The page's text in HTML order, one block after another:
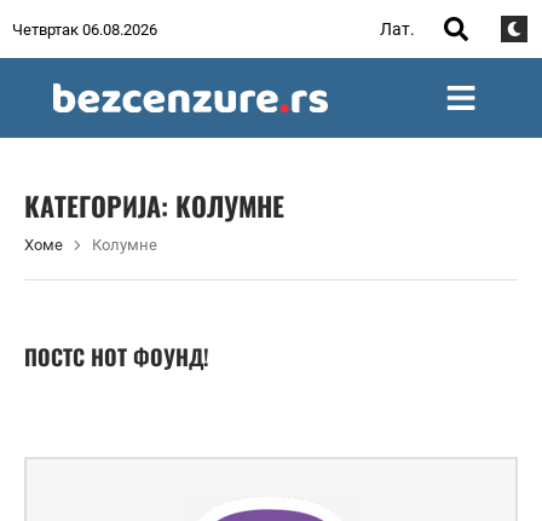
Четвртак 06.08.2026 Лат.
КАТЕГОРИЈА: КОЛУМНЕ
Хоме Колумне
ПОСТС НОТ ФОУНД!